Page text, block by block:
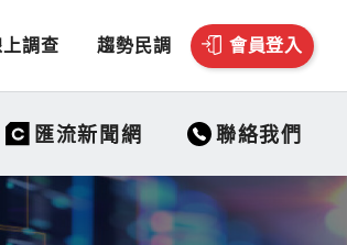
上調查 趨勢民調 會員登入
匯流新聞網 聯絡我們